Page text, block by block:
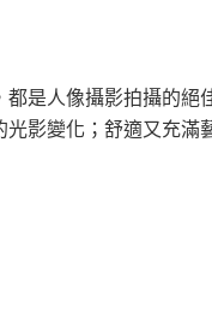
是人像攝影拍攝的絕
影變化；舒適又充滿